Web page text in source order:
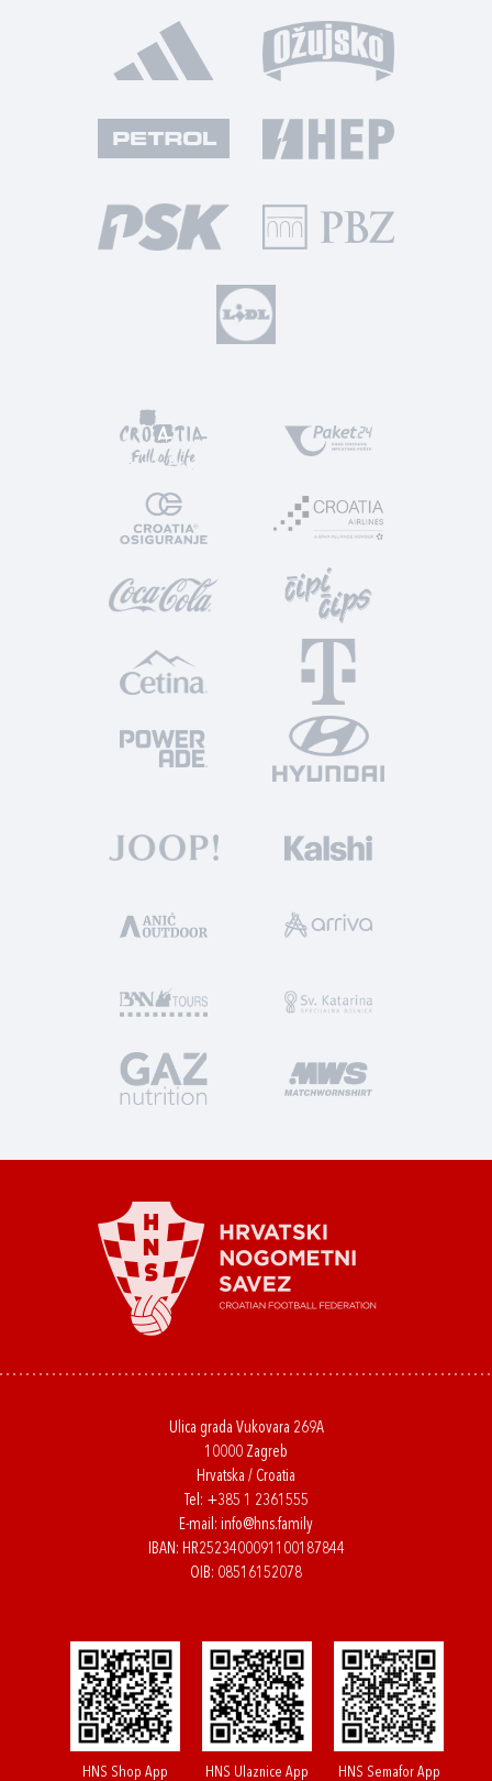
Ulica grada Vukovara 269A
10000 Zagreb
Hrvatska / Croatia
Tel: +385 1 2361555
E-mail: info@hns.family
IBAN: HR2523400091100187844
OIB: 08516152078
HNS Shop App HNS Ulaznice App HNS Semafor App